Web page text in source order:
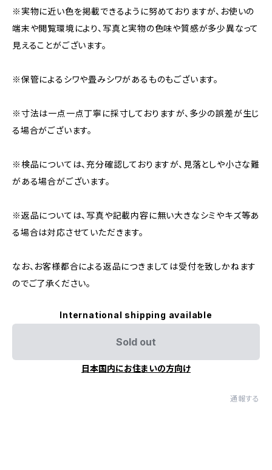
※実物に近い色を掲載できるように努めておりますが、お使いの
端末や閲覧環境により、写真と実物の色味や質感が多少異なって
見えることがございます。
※保管によるシワや畳みシワがあるものもございます。
※寸法は一点一点丁寧に採寸しておりますが、多少の誤差が生じ
る場合がございます。
※検品については、充分確認しておりますが、見落としや小さな難
がある場合がございます。
※返品については、写真や記載内容に無い大きなシミやキズ等あ
る場合は対応させていただきます。
なお、お客様都合による返品につきましては受付を致しかねます
のでご了承ください。
International shipping available
Sold out
日本国内にお住まいの方向け
通報する